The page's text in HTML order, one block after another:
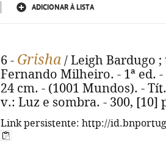
ADICIONAR À LISTA
6 - Grisha / Leigh Bardugo
Fernando Milheiro. - 1ª ed.
24 cm. - (1001 Mundos). -
v.: Luz e sombra. - 300, [10]
Link persistente: http://